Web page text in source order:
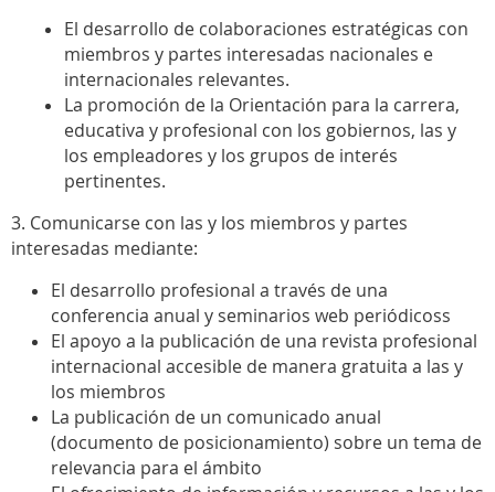
El desarrollo de colaboraciones estratégicas con
miembros y partes interesadas nacionales e
internacionales relevantes.
La promoción de la Orientación para la carrera,
educativa y profesional con los gobiernos, las y
los empleadores y los grupos de interés
pertinentes.
3. Comunicarse con las y los miembros y partes
interesadas mediante:
El desarrollo profesional a través de una
conferencia anual y seminarios web periódicoss
El apoyo a la publicación de una revista profesional
internacional accesible de manera gratuita a las y
los miembros
La publicación de un comunicado anual
(documento de posicionamiento) sobre un tema de
relevancia para el ámbito